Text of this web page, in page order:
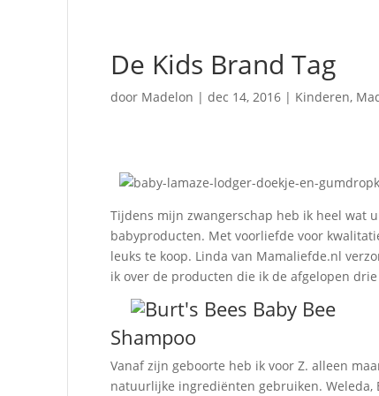
De Kids Brand Tag
door Madelon |dec 14, 2016 | Kinderen,
Tijdens mijn zwangerschap heb ik heel wat
babyproducten. Met voorliefde voor
leuks te koop. Linda van Mamaliefde.nl
ik over de producten die ik de afgelopen
Shampoo
Vanaf zijn geboorte heb ik voor Z. alleen
natuurlijke ingrediënten gebruiken. Weleda,